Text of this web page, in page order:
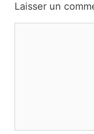
Laisser un